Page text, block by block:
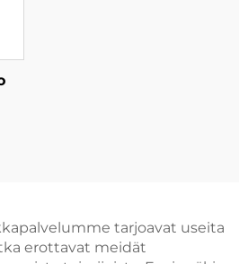
tarjoavat useita
erottavat meidät